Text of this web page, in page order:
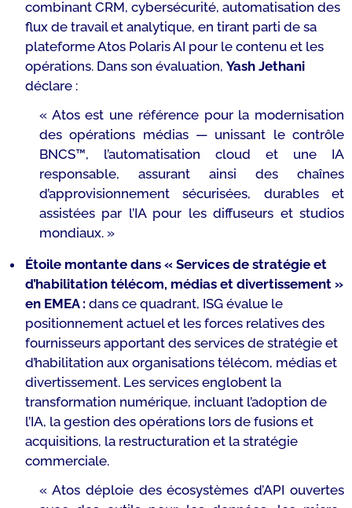
combinant CRM, cybersécurité, automatisation des
flux de travail et analytique, en tirant parti de sa
plateforme Atos Polaris AI pour le contenu et les
opérations. Dans son évaluation, Yash Jethani
déclare :
« Atos est une référence pour la modernisation
des opérations médias — unissant le contrôle
BNCS™, l’automatisation cloud et une IA
responsable, assurant ainsi des chaînes
d’approvisionnement sécurisées, durables et
assistées par l’IA pour les diffuseurs et studios
mondiaux. »
Étoile montante dans « Services de stratégie et
d’habilitation télécom, médias et divertissement »
en EMEA : dans ce quadrant, ISG évalue le
positionnement actuel et les forces relatives des
fournisseurs apportant des services de stratégie et
d’habilitation aux organisations télécom, médias et
divertissement. Les services englobent la
transformation numérique, incluant l’adoption de
l’IA, la gestion des opérations lors de fusions et
acquisitions, la restructuration et la stratégie
commerciale.
« Atos déploie des écosystèmes d’API ouvertes